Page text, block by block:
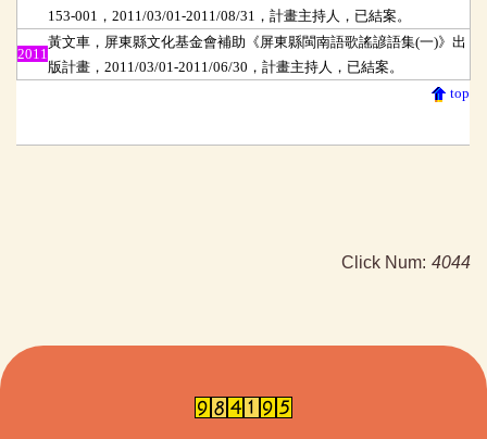
153-001，2011/03/01-2011/08/31，計畫主持人，已結案。
2011
黃文車，屏東縣文化基金會補助《屏東縣閩南語歌謠諺語集(一)》出
版計畫，2011/03/01-2011/06/30，計畫主持人，已結案。
top
Click Num: 4044